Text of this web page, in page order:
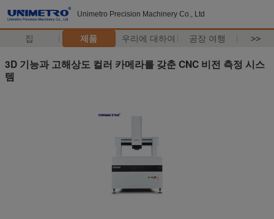
Unimetro Precision Machinery Co., Ltd
집 제품 우리에 대하여 공장 여행 >>
3D 기능과 고해상도 컬러 카메라를 갖춘 CNC 비전 측정 시스
템